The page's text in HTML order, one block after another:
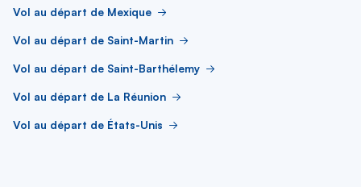
Vol au départ de Mexique
Vol au départ de Saint-Martin
Vol au départ de Saint-Barthélemy
Vol au départ de La Réunion
Vol au départ de États-Unis